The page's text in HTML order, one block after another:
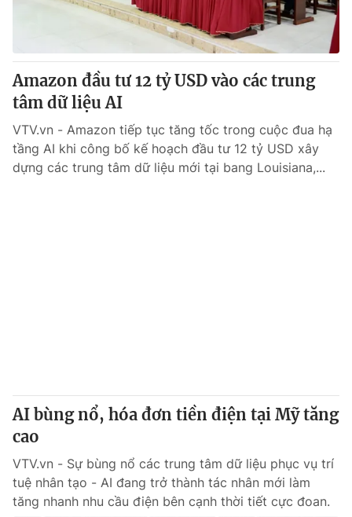
Thế giới đó đây
Thị trường
Góc doanh nghiệp
Truyền hình
Hậu trường
Nhân vật
Giải trí
Điện ảnh
Đời sống
Chuyên mục khác
Emagazine
Photo Infographic
Amazon đầu tư 12 tỷ USD vào các trung
tâm dữ liệu AI
VTV.vn - Amazon tiếp tục tăng tốc trong cuộc đua hạ
tầng AI khi công bố kế hoạch đầu tư 12 tỷ USD xây
dựng các trung tâm dữ liệu mới tại bang Louisiana,...
AI bùng nổ, hóa đơn tiền điện tại Mỹ tăng
cao
VTV.vn - Sự bùng nổ các trung tâm dữ liệu phục vụ trí
tuệ nhân tạo - AI đang trở thành tác nhân mới làm
tăng nhanh nhu cầu điện bên cạnh thời tiết cực đoan.